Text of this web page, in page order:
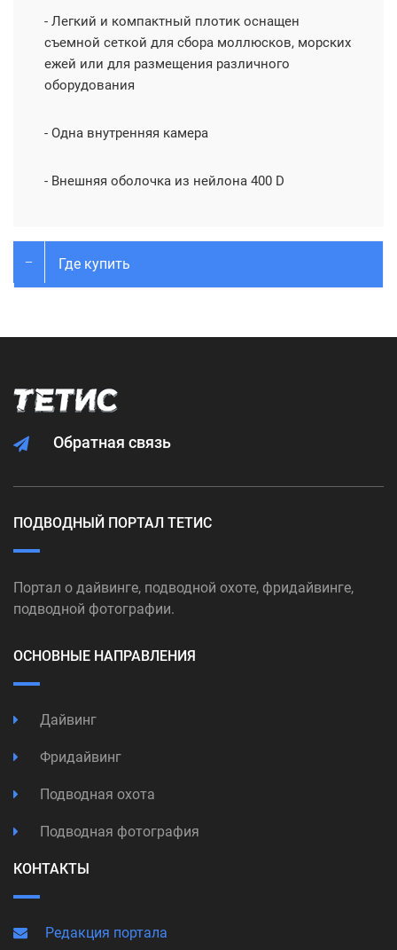
- Легкий и компактный плотик оснащен
съемной сеткой для сбора моллюсков, морских
ежей или для размещения различного
оборудования
- Одна внутренняя камера
- Внешняя оболочка из нейлона 400 D
Где купить
Обратная связь
ПОДВОДНЫЙ ПОРТАЛ ТЕТИС
Портал о дайвинге, подводной охоте, фридайвинге,
подводной фотографии.
ОСНОВНЫЕ НАПРАВЛЕНИЯ
Дайвинг
Фридайвинг
Подводная охота
Подводная фотография
КОНТАКТЫ
Редакция портала